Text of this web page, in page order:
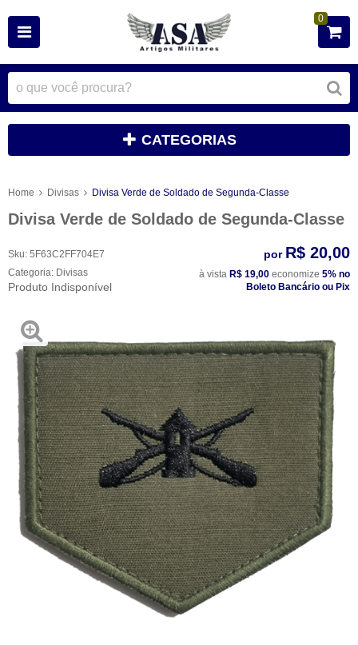
0
CATEGORIAS
Home Divisas Divisa Verde de Soldado de Segunda-Classe
Divisa Verde de Soldado de Segunda-Classe
Sku: 5F63C2FF704E7
Categoria: Divisas
Produto Indisponível
por R$ 20,00
à vista R$ 19,00 economize 5% no
Boleto Bancário ou Pix